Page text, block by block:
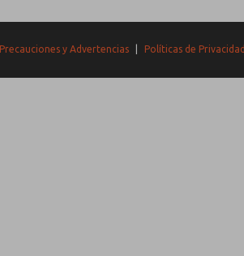
Precauciones y Advertencias Políticas de Privacidad